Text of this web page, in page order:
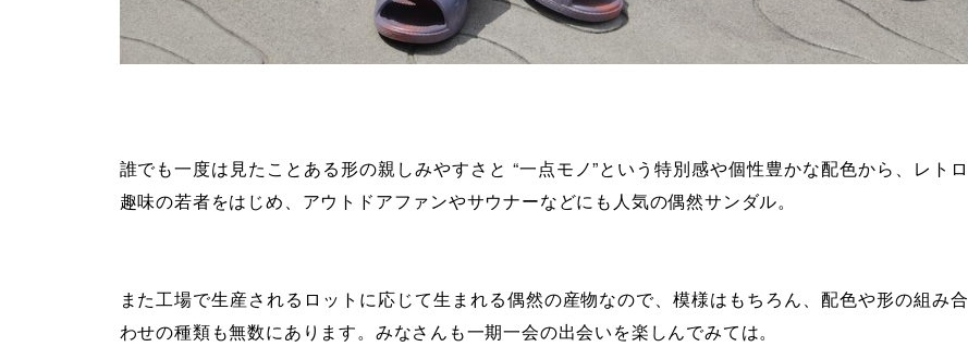
誰でも一度は見たことある形の親しみやすさと “一点モノ”という特別感や個性豊かな配色から、レトロ
趣味の若者をはじめ、アウトドアファンやサウナーなどにも人気の偶然サンダル。
また工場で生産されるロットに応じて生まれる偶然の産物なので、模様はもちろん、配色や形の組み合
わせの種類も無数にあります。みなさんも一期一会の出会いを楽しんでみては。